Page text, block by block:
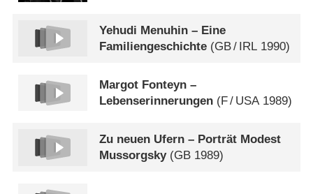
Yehudi Menuhin – Eine
Familiengeschichte (GB/ IRL 1990)
Margot Fonteyn –
Lebenserinnerungen (F/ USA1989)
Zu neuen Ufern – Porträt Modest
Mussorgsky(GB 1989)